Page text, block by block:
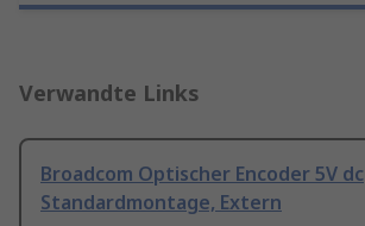
Verwandte Links
Broadcom Optischer Encoder 5V dc
Standardmontage, Extern